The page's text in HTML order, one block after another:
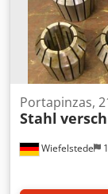
Wiefelstede
Portapinzas,
Stahl